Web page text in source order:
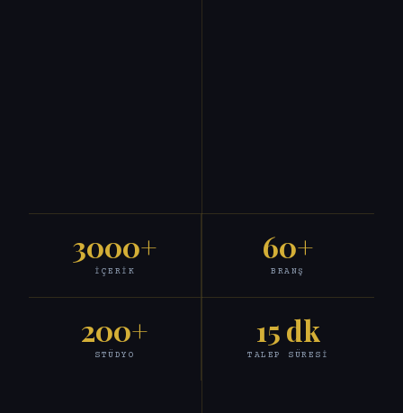
3000+
İÇERIK
60+
BRANŞ
200+
STÜDYO
15 dk
TALEP SÜRESI